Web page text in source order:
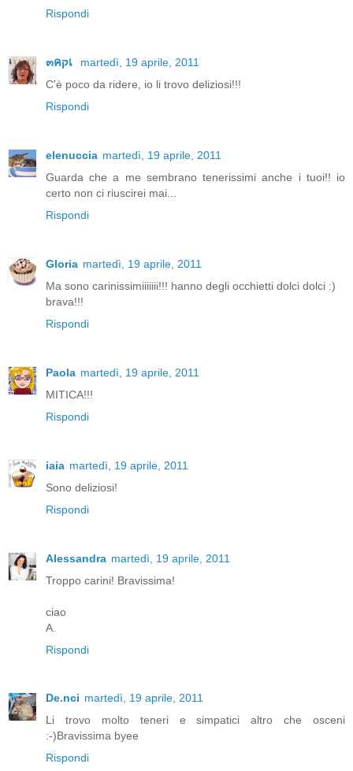
Rispondi
๓คקเ
martedì, 19 aprile, 2011
C'è poco da ridere, io li trovo deliziosi!!!
Rispondi
elenuccia martedì, 19 aprile, 2011
Guarda che a me sembrano tenerissimi anche i tuoi!! io
certo non ci riuscirei mai...
Rispondi
Gloria martedì, 19 aprile, 2011
Ma sono carinissimiiiiiii!!! hanno degli occhietti dolci dolci :)
brava!!!
Rispondi
Paola martedì, 19 aprile, 2011
MITICA!!!
Rispondi
iaia martedì, 19 aprile, 2011
Sono deliziosi!
Rispondi
Alessandra martedì, 19 aprile, 2011
Troppo carini! Bravissima!
ciao
A.
Rispondi
De.nci martedì, 19 aprile, 2011
Li trovo molto teneri e simpatici altro che osceni
:-)Bravissima byee
Rispondi